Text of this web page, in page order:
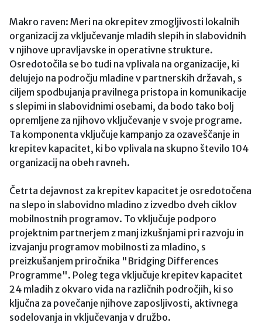
Makro raven: Meri na okrepitev zmogljivosti lokalnih
organizacij za vključevanje mladih slepih in slabovidnih
v njihove upravljavske in operativne strukture.
Osredotočila se bo tudi na vplivala na organizacije, ki
delujejo na področju mladine v partnerskih državah, s
ciljem spodbujanja pravilnega pristopa in komunikacije
s slepimi in slabovidnimi osebami, da bodo tako bolj
opremljene za njihovo vključevanje v svoje programe.
Ta komponenta vključuje kampanjo za ozaveščanje in
krepitev kapacitet, ki bo vplivala na skupno število 104
organizacij na obeh ravneh.
Četrta dejavnost za krepitev kapacitet je osredotočena
na slepo in slabovidno mladino z izvedbo dveh ciklov
mobilnostnih programov. To vključuje podporo
projektnim partnerjem z manj izkušnjami pri razvoju in
izvajanju programov mobilnosti za mladino, s
preizkušanjem priročnika "Bridging Differences
Programme". Poleg tega vključuje krepitev kapacitet
24 mladih z okvaro vida na različnih področjih, ki so
ključna za povečanje njihove zaposljivosti, aktivnega
sodelovanja in vključevanja v družbo.